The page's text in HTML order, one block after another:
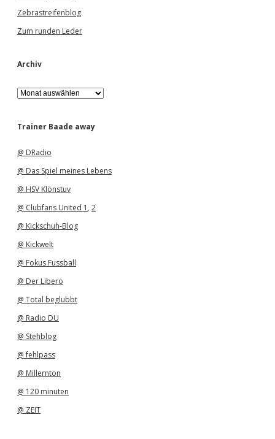
Zebrastreifenblog
Zum runden Leder
Archiv
A
r
h
Trainer Baade away
@ DRadio
@ Das Spiel meines Lebens
@ HSV Klönstuv
@ Clubfans United 1 , 2
@ Kickschuh-Blog
@ Kickwelt
@ Fokus Fussball
@ Der Libero
@ Total beglubbt
@ Radio DU
@ Stehblog
@ fehlpass
@ Millernton
@ 120 minuten
@ ZEIT